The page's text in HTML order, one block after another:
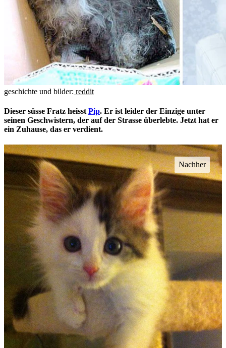
geschichte und bilder: reddit
Dieser süsse Fratz heisst Pip. Er ist leider der Einzige unter
seinen Geschwistern, der auf der Strasse überlebte. Jetzt hat er
ein Zuhause, das er verdient.